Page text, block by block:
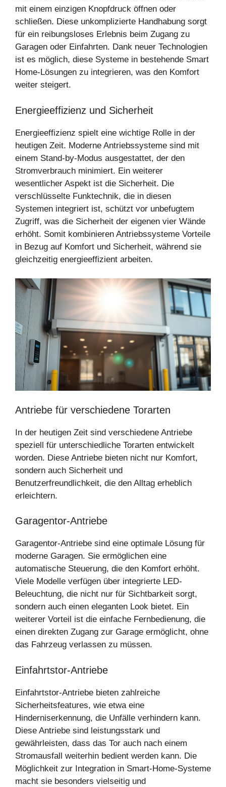
mit einem einzigen Knopfdruck öffnen oder
schließen. Diese unkomplizierte Handhabung sorgt
für ein reibungsloses Erlebnis beim Zugang zu
Garagen oder Einfahrten. Dank neuer Technologien
ist es möglich, diese Systeme in bestehende Smart
Home-Lösungen zu integrieren, was den Komfort
weiter steigert.
Energieeffizienz und Sicherheit
Energieeffizienz spielt eine wichtige Rolle in der
heutigen Zeit. Moderne Antriebssysteme sind mit
einem Stand-by-Modus ausgestattet, der den
Stromverbrauch minimiert. Ein weiterer
wesentlicher Aspekt ist die Sicherheit. Die
verschlüsselte Funktechnik, die in diesen
Systemen integriert ist, schützt vor unbefugtem
Zugriff, was die Sicherheit der eigenen vier Wände
erhöht. Somit kombinieren Antriebssysteme Vorteile
in Bezug auf Komfort und Sicherheit, während sie
gleichzeitig energieeffizient arbeiten.
Antriebe für verschiedene Torarten
In der heutigen Zeit sind verschiedene Antriebe
speziell für unterschiedliche Torarten entwickelt
worden. Diese Antriebe bieten nicht nur Komfort,
sondern auch Sicherheit und
Benutzerfreundlichkeit, die den Alltag erheblich
erleichtern.
Garagentor-Antriebe
Garagentor-Antriebe sind eine optimale Lösung für
moderne Garagen. Sie ermöglichen eine
automatische Steuerung, die den Komfort erhöht.
Viele Modelle verfügen über integrierte LED-
Beleuchtung, die nicht nur für Sichtbarkeit sorgt,
sondern auch einen eleganten Look bietet. Ein
weiterer Vorteil ist die einfache Fernbedienung, die
einen direkten Zugang zur Garage ermöglicht, ohne
das Fahrzeug verlassen zu müssen.
Einfahrtstor-Antriebe
Einfahrtstor-Antriebe bieten zahlreiche
Sicherheitsfeatures, wie etwa eine
Hinderniserkennung, die Unfälle verhindern kann.
Diese Antriebe sind leistungsstark und
gewährleisten, dass das Tor auch nach einem
Stromausfall weiterhin bedient werden kann. Die
Möglichkeit zur Integration in Smart-Home-Systeme
macht sie besonders vielseitig und